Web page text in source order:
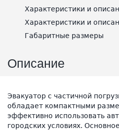
Характеристики и
Характеристики и
Габаритные размеры
Описание
Эвакуатор с частичной
обладает компактными
эффективно использовать
городских условиях.